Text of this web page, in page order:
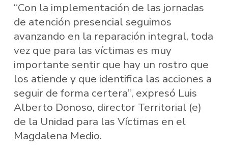
“Con la implementación de las jornadas
de atención presencial seguimos
avanzando en la reparación integral, toda
vez que para las víctimas es muy
importante sentir que hay un rostro que
los atiende y que identifica las acciones a
seguir de forma certera”, expresó Luis
Alberto Donoso, director Territorial (e)
de la Unidad para las Víctimas en el
Magdalena Medio.